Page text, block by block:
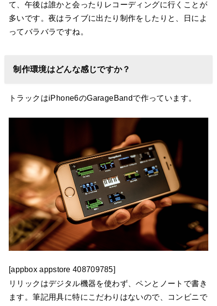
て、午後は誰かと会ったりレコーディングに行くことが
多いです。夜はライブに出たり制作をしたりと、日によ
ってバラバラですね。
制作環境はどんな感じですか？
トラックはiPhone6のGarageBandで作っています。
[appbox appstore 408709785]
リリックはデジタル機器を使わず、ペンとノートで書き
ます。筆記用具に特にこだわりはないので、コンビニで